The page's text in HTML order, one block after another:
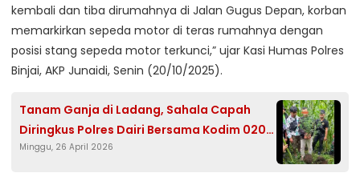
kembali dan tiba dirumahnya di Jalan Gugus Depan, korban
memarkirkan sepeda motor di teras rumahnya dengan
posisi stang sepeda motor terkunci,” ujar Kasi Humas Polres
Binjai, AKP Junaidi, Senin (20/10/2025).
Tanam Ganja di Ladang, Sahala Capah
Diringkus Polres Dairi Bersama Kodim 0206
Dairi
Minggu, 26 April 2026